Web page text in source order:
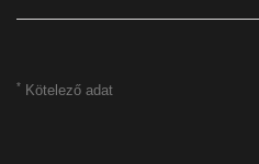
* Kötelező adat